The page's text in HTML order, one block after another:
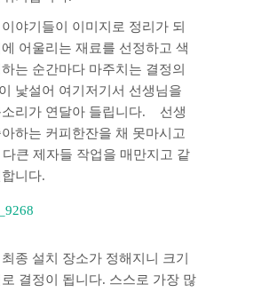
야기들이 이미지로 정리가 되
어울리는 재료를 선정하고 색
는 순간마다 마주치는 결정의
낯설어 여기저기서 선생님을
소리가 연달아 들립니다. 선생
하는 커피한잔을 채 못마시고
다큰 제자들 작업을 매만지고 같
니다.
종 설치 장소가 정해지니 크기
결정이 됩니다. 스스로 가장 많